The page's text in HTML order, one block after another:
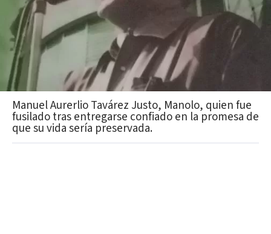
Manuel Aurerlio Tavárez Justo, Manolo, quien fue
fusilado tras entregarse confiado en la promesa de
que su vida sería preservada.